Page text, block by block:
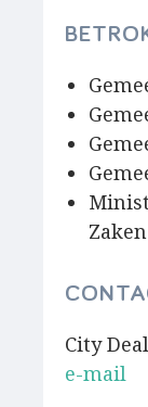
City
e-mail